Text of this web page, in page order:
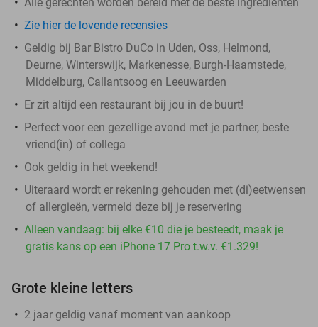
Zie hier de lovende recensies
Geldig bij Bar Bistro DuCo in Uden, Oss, Helmond,
Deurne, Winterswijk, Markenesse, Burgh-Haamstede,
Middelburg, Callantsoog en Leeuwarden
Er zit altijd een restaurant bij jou in de buurt!
Perfect voor een gezellige avond met je partner, beste
vriend(in) of collega
Ook geldig in het weekend!
Uiteraard wordt er rekening gehouden met (di)eetwensen
of allergieën, vermeld deze bij je reservering
Alleen vandaag: bij elke €10 die je besteedt, maak je
gratis kans op een iPhone 17 Pro t.w.v. €1.329!
Grote kleine letters
2 jaar geldig vanaf moment van aankoop